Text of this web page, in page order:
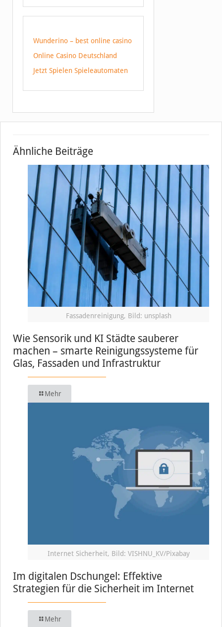
Wunderino – best online casino
Online Casino Deutschland
Jetzt Spielen Spieleautomaten
Ähnliche Beiträge
Fassadenreinigung, Bild: unsplash
Wie Sensorik und KI Städte sauberer
machen – smarte Reinigungssysteme für
Glas, Fassaden und Infrastruktur
Mehr
Internet Sicherheit, Bild: VISHNU_KV/Pixabay
Im digitalen Dschungel: Effektive
Strategien für die Sicherheit im Internet
Mehr